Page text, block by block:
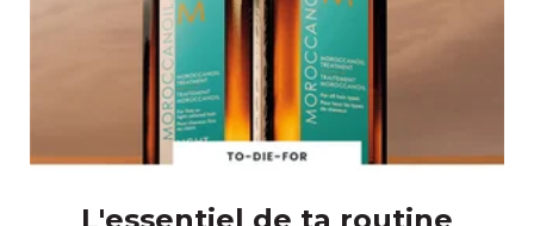
L'essentiel de ta routine